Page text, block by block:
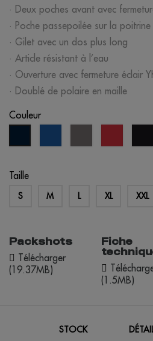
· Deux poches avant avec
· Poche passepoilée sur la poitrine
· Gilet avec un dos plus long
· Article résistant à l’eau
· Ouverture avec fermeture éclair
· Doublé de polaire en maille
Couleur
Taille
S M L XL XXL
Packshots
Télécharger
(19.37MB)
Fiche
(1.5MB)
STOCK